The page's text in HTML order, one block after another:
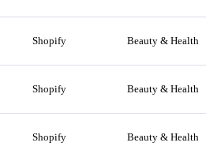
Shopify Beauty & Health
Shopify Beauty & Health
Shopify Beauty & Health